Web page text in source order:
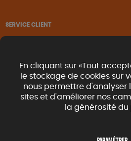
SERVICE CLIENT
Nous contacter
Renvoyer des articles
Commande rapide catalogue
En cliquant sur «Tout
le stockage de cookies sur
nous permettre d'analyser
sites et d'améliorer nos
la générosité du